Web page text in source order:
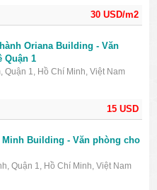
30 USD/m2
15 USD
Oriana Building - Văn
Quận 1
Quận 1, Hồ Chí Minh, Việt Nam
Minh Building - Văn phòng cho
Quận 1, Hồ Chí Minh, Việt Nam